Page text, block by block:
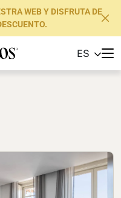
WEB Y DISFRUTA DE
ES